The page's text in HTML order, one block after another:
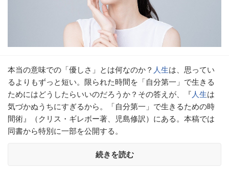
本当の意味での「優しさ」とは何なのか？ 人生は、思ってい
るよりもずっと短い。限られた時間を「自分第一」で生きる
ためにはどうしたらいいのだろうか？その答えが、『人生は
気づかぬうちにすぎるから。「自分第一」で生きるための時
間術』（クリス・ギレボー著、児島修訳）にある。本稿では
同書から特別に一部を公開する。
続きを読む